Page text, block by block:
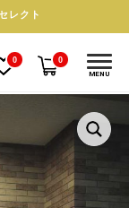
レクト
0 0
MENU